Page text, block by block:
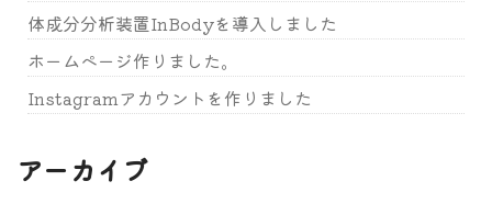
体成分分析装置InBodyを導入しました
ホームページ作りました。
Instagramアカウントを作りました
アーカイブ